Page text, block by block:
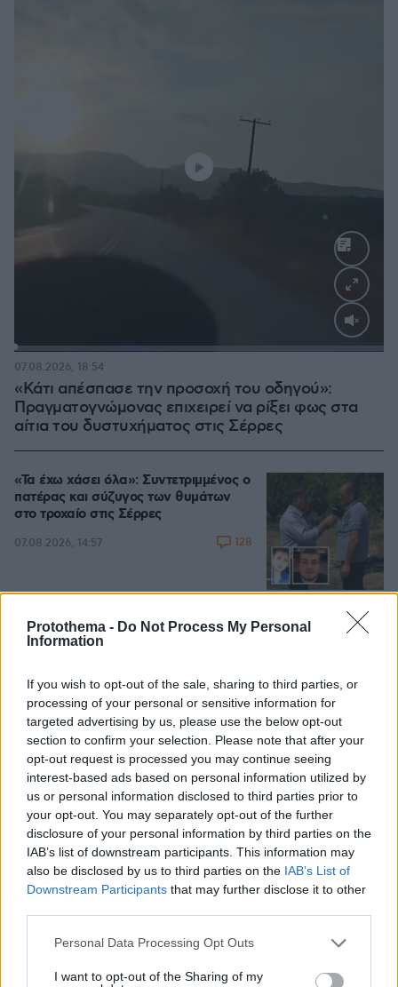
Protothema - Do Not Process My Personal
Information
If you wish to opt-out of the sale, sharing to third parties, or
processing of your personal or sensitive information for
targeted advertising by us, please use the below opt-out
section to confirm your selection. Please note that after your
opt-out request is processed you may continue seeing
interest-based ads based on personal information utilized by
us or personal information disclosed to third parties prior to
your opt-out. You may separately opt-out of the further
disclosure of your personal information by third parties on the
IAB’s list of downstream participants. This information may
also be disclosed by us to third parties on the IAB’s List of
Downstream Participants that may further disclose it to other
Please note that this website/app uses one or more Google
not limited to your visit or usage behaviour. You may click to
Personal Data Processing Opt Outs
I want to opt-out of the Sharing of my
Loaded:
«Κάτι απέσπασε την προσοχή του οδηγού»:
Πραγματογνώμονας επιχειρεί να ρίξει φως στα
αίτια του δυστυχήματος στις Σέρρες
07.08.2026, 18:54
«Τα έχω χάσει όλα»: Συντετριμμένος ο
πατέρας και σύζυγος των θυμάτων
στο τροχαίο στις Σέρρες
07.08.2026, 14:57 128
Ανδρομάχη για πρόσφατη εμφάνισή
της: Ένα μεγάλο συγγνώμη που δεν
κάποιες φορές το σώμα μας φωνάζει
όχι
07.08.2026, 10:55 14
Ο οδηγός του φορτηγού περιγράφει
πώς έγινε το τροχαίο με τους νεκρούς
μάνα και γιο στις Σέρρες, η 43χρονη
και ο 21χρονος πήγαιναν μαζί για
δουλειά
07.08.2026, 13:17 195
Άριελ Κωνσταντινίδη: Τώρα
πρόκειται να κρύβομαι επειδή κάποιοι